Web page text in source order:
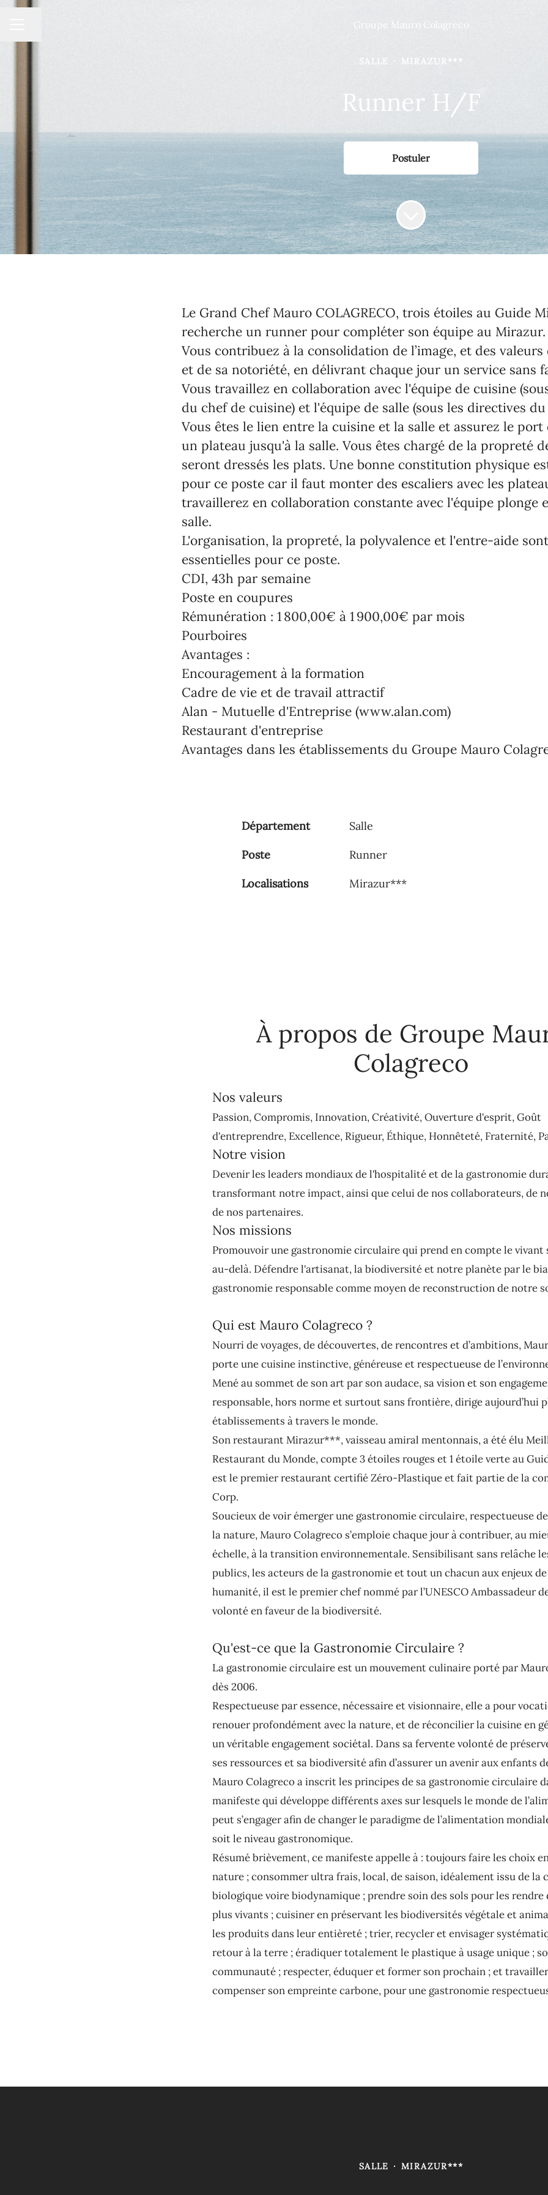
Groupe Mauro Colagreco
SALLE · MIRAZUR***
Runner H/F
Postuler
Le Grand Chef Mauro COLAGRECO, trois étoiles au Guide
recherche un runner pour compléter son équipe au Mirazur.
Vous contribuez à la consolidation de l’image, et des
et de sa notoriété, en délivrant chaque jour un service sans
Vous travaillez en collaboration avec l'équipe de cuisine
du chef de cuisine) et l'équipe de salle (sous les directives
Vous êtes le lien entre la cuisine et la salle et assurez le
un plateau jusqu'à la salle. Vous êtes chargé de la propreté
seront dressés les plats. Une bonne constitution physique
pour ce poste car il faut monter des escaliers avec les
travaillerez en collaboration constante avec l'équipe plonge
salle.
L'organisation, la propreté, la polyvalence et l'entre-aide
essentielles pour ce poste.
CDI, 43h par semaine
Poste en coupures
Rémunération : 1 800,00€ à 1 900,00€ par mois
Pourboires
Avantages :
Encouragement à la formation
Cadre de vie et de travail attractif
Alan - Mutuelle d'Entreprise (www.alan.com)
Restaurant d'entreprise
Avantages dans les établissements du Groupe Mauro
Département Salle
Poste Runner
Localisations Mirazur***
À propos de Groupe
Colagreco
Nos valeurs
Passion, Compromis, Innovation, Créativité, Ouverture d'esprit, Goût
d'entreprendre, Excellence, Rigueur, Éthique, Honnêteté, Fraternité,
Notre vision
Devenir les leaders mondiaux de l'hospitalité et de la gastronomie
transformant notre impact, ainsi que celui de nos collaborateurs, de
de nos partenaires.
Nos missions
Promouvoir une gastronomie circulaire qui prend en compte le vivant
au-delà. Défendre l'artisanat, la biodiversité et notre planète par le
gastronomie responsable comme moyen de reconstruction de notre
Qui est Mauro Colagreco ?
Nourri de voyages, de découvertes, de rencontres et d’ambitions,
porte une cuisine instinctive, généreuse et respectueuse de
Mené au sommet de son art par son audace, sa vision et son
responsable, hors norme et surtout sans frontière, dirige aujourd’hui
établissements à travers le monde.
Son restaurant Mirazur***, vaisseau amiral mentonnais, a été élu
Restaurant du Monde, compte 3 étoiles rouges et 1 étoile verte au
est le premier restaurant certifié Zéro-Plastique et fait partie de la
Corp.
Soucieux de voir émerger une gastronomie circulaire, respectueuse
la nature, Mauro Colagreco s’emploie chaque jour à contribuer, au
échelle, à la transition environnementale. Sensibilisant sans relâche
publics, les acteurs de la gastronomie et tout un chacun aux enjeux
humanité, il est le premier chef nommé par l’UNESCO Ambassadeur
volonté en faveur de la biodiversité.
Qu'est-ce que la Gastronomie Circulaire ?
La gastronomie circulaire est un mouvement culinaire porté par
dès 2006.
Respectueuse par essence, nécessaire et visionnaire, elle a pour
renouer profondément avec la nature, et de réconcilier la cuisine en
un véritable engagement sociétal. Dans sa fervente volonté de
ses ressources et sa biodiversité afin d’assurer un avenir aux enfants
Mauro Colagreco a inscrit les principes de sa gastronomie circulaire
manifeste qui développe différents axes sur lesquels le monde de
peut s’engager afin de changer le paradigme de l’alimentation
soit le niveau gastronomique.
Résumé brièvement, ce manifeste appelle à : toujours faire les choix
nature ; consommer ultra frais, local, de saison, idéalement issu de la
biologique voire biodynamique ; prendre soin des sols pour les rendre
plus vivants ; cuisiner en préservant les biodiversités végétale et
les produits dans leur entièreté ; trier, recycler et envisager
retour à la terre ; éradiquer totalement le plastique à usage unique ;
communauté ; respecter, éduquer et former son prochain ; et
compenser son empreinte carbone, pour une gastronomie
SALLE · MIRAZUR***